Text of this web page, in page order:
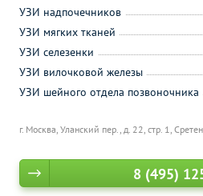
г. Москва, Уланский пер., д. 22, стр. 1,
УЗИ надпочечников
УЗИ мягких тканей
УЗИ селезенки
УЗИ вилочковой железы
УЗИ шейного отдела позвоночника
8 (495)